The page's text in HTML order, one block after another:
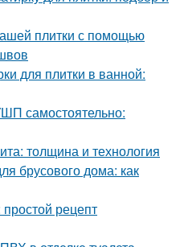
плитки с помощью
для плитки в ванной:
самостоятельно:
толщина и технология
брусового дома: как
рецепт